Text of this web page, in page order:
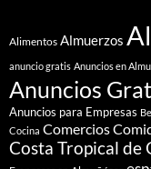
Alimentos Almuerzos
anuncio gratis Anuncios en
Anuncios
Anuncios para Empresas
Cocina Comercios
Costa Tropical de